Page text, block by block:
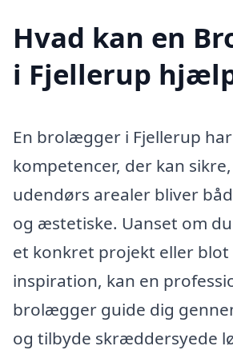
Hvad kan en
i Fjellerup
En brolægger i Fjellerup
kompetencer, der kan
udendørs arealer bliver
og æstetiske. Uanset om
et konkret projekt eller blot
inspiration, kan en
brolægger guide dig
og tilbyde skræddersyede